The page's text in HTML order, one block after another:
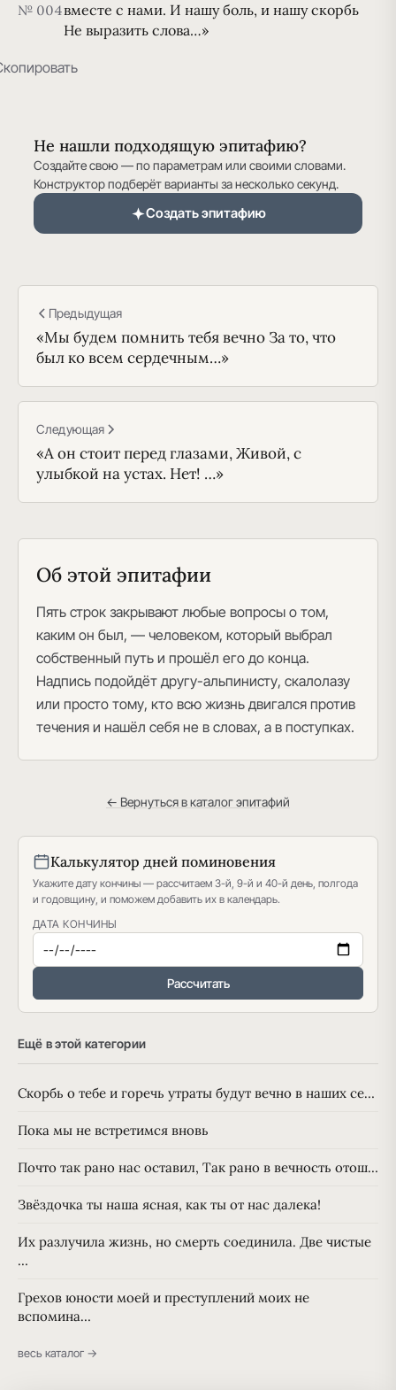
№ 004вместе с нами. И нашу боль, и нашу скорбь
Не выразить слова…»
Не нашли подходящую эпитафию?
Создайте свою — по параметрам или своими словами.
Конструктор подберёт варианты за несколько секунд.
Создать эпитафию
Предыдущая
«Мы будем помнить тебя вечно За то, что
был ко всем сердечным…»
Следующая
«А он стоит перед глазами, Живой, с
улыбкой на устах. Нет! …»
Об этой эпитафии
Пять строк закрывают любые вопросы о том,
каким он был, — человеком, который выбрал
собственный путь и прошёл его до конца.
Надпись подойдёт другу-альпинисту, скалолазу
или просто тому, кто всю жизнь двигался против
течения и нашёл себя не в словах, а в поступках.
← Вернуться в каталог эпитафий
Калькулятор дней поминовения
Укажите дату кончины — рассчитаем 3-й, 9-й и 40-й день, полгода
и годовщину, и поможем добавить их в календарь.
ДАТА КОНЧИНЫ
Рассчитать
Ещё в этой категории
Скорбь о тебе и горечь утраты будут вечно в наших се…
Пока мы не встретимся вновь
Почто так рано нас оставил, Так рано в вечность отош…
Звёздочка ты наша ясная, как ты от нас далека!
Их разлучила жизнь, но смерть соединила. Две чистые
…
Грехов юности моей и преступлений моих не
вспомина…
весь каталог →